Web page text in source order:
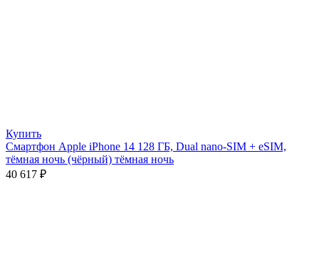
Купить
Смартфон Apple iPhone 14 128 ГБ, Dual nano-SIM + eSIM,
тёмная ночь (чёрный) тёмная ночь
40 617 ₽